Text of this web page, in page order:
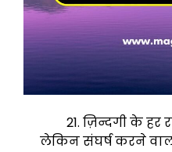
21. ज़िन्दगी के हर
लेकिन संघर्ष करने